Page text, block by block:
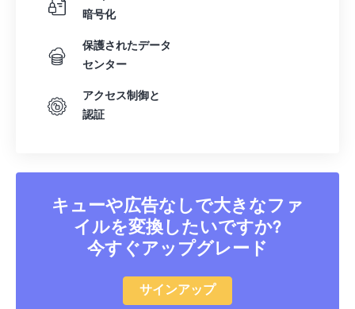
暗号化
保護されたデータ
センター
アクセス制御と
認証
キューや広告なしで大きなファ
イルを変換したいですか?
今すぐアップグレード
サインアップ